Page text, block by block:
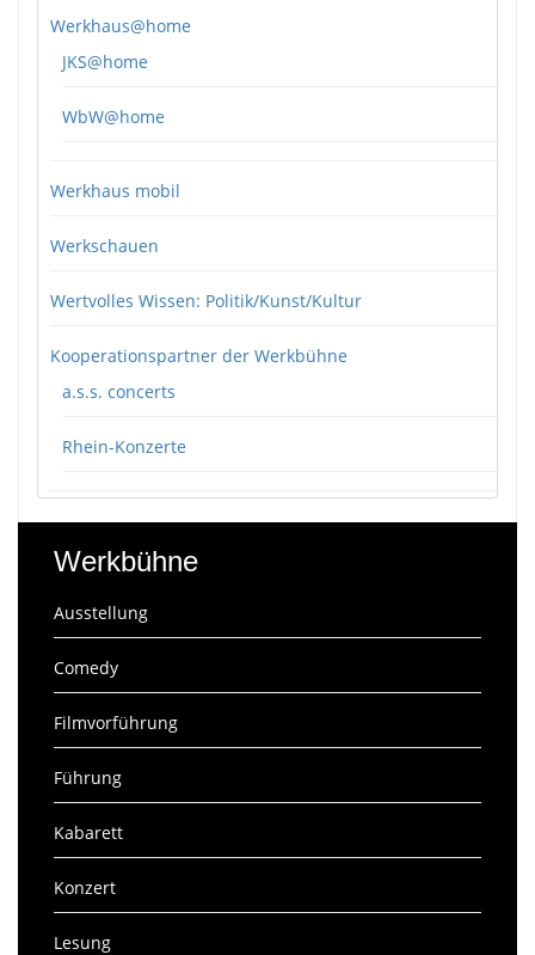
Werkhaus@home
JKS@home
WbW@home
Werkhaus mobil
Werkschauen
Wertvolles Wissen: Politik/Kunst/Kultur
Kooperationspartner der Werkbühne
a.s.s. concerts
Rhein-Konzerte
Werkbühne
Ausstellung
Comedy
Filmvorführung
Führung
Kabarett
Konzert
Lesung